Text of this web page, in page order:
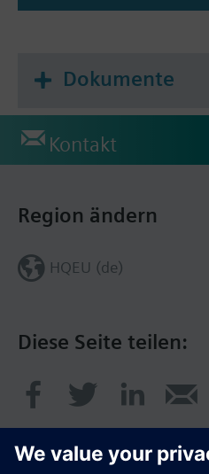
Dokumente
Kontakt
Diese Seite teilen:
Region ändern
HQEU (de)